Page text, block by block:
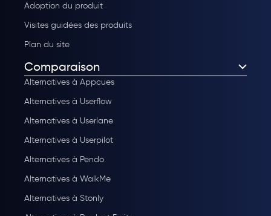
Adoption du produit
Visites guidées des produits
Plan du site
Comparaison
Alternatives à Appcues
Alternatives à Userflow
Alternatives à Userlane
Alternatives à Userpilot
Alternatives à Pendo
Alternatives à WalkMe
Alternatives à Stonly